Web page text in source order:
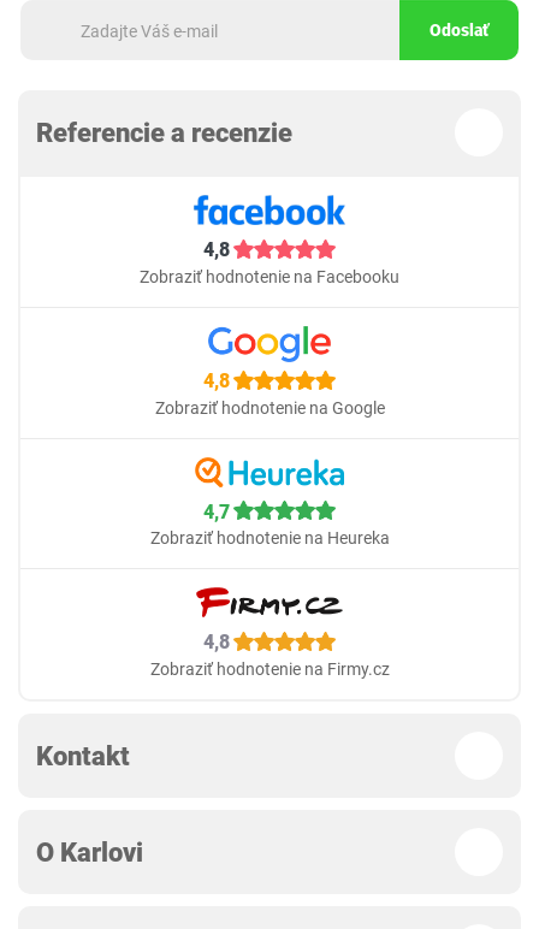
Odoslať
Referencie a recenzie
4,8
Zobraziť hodnotenie na Facebooku
4,8
Zobraziť hodnotenie na Google
4,7
Zobraziť hodnotenie na Heureka
4,8
Zobraziť hodnotenie na Firmy.cz
Kontakt
O Karlovi